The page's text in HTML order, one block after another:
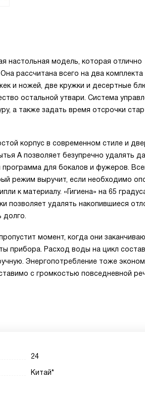
настольная модель, которая отлично
рассчитана всего на два комплекта
и ножей, две кружки и десертные
остальной утвари. Система
а также задать время отсрочки
корпус в современном стиле и
А позволяет безупречно удалять
программа для бокалов и фужеров.
режим выручит, если необходимо
к материалу. «Гигиена» на 65
позволяет удалять накопившиеся
момент, когда они
прибора. Расход воды на цикл
Энергопотребление тоже
с громкостью повседневной
24
Китай*